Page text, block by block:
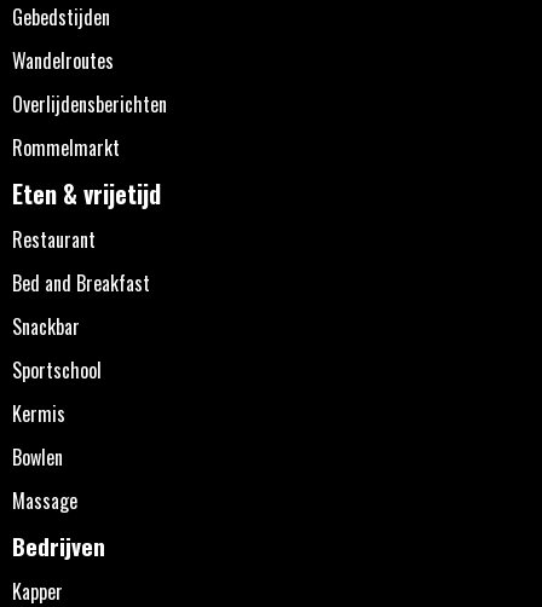
Gebedstijden
Wandelroutes
Overlijdensberichten
Rommelmarkt
Eten & vrijetijd
Restaurant
Bed and Breakfast
Snackbar
Sportschool
Kermis
Bowlen
Massage
Bedrijven
Kapper